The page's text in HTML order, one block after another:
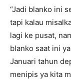
“Jadi blanko ini
tapi kalau
lagi ke pusat,
blanko saat ini
Januari tahun
menipis ya kita